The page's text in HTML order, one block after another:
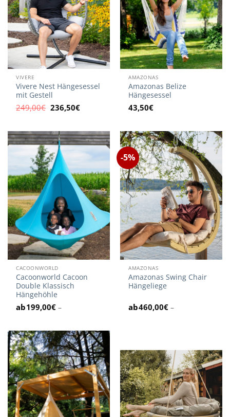
VIVERE
Vivere Nest Hängesessel
mit Gestell
249,00€ Ursprünglicher
Preis
236,50€Aktueller
Preis
AMAZONAS
Amazonas Belize
Hängesessel
43,50€
CACOONWORLD
Cacoonworld Cacoon
Double Klassisch
Hängehöhle
199,00€ –
-5%
AMAZONAS
Amazonas Swing Chair
Hängeliege
460,00€ –